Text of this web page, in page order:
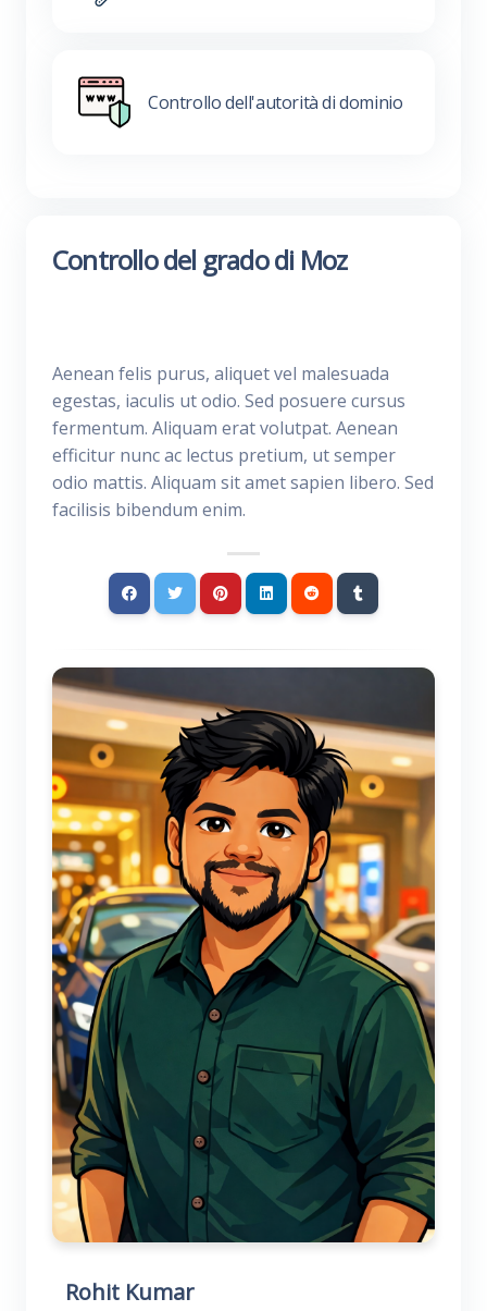
Controllo dell'autorità di dominio
Controllo del grado di Moz
Aenean felis purus, aliquet vel malesuada
egestas, iaculis ut odio. Sed posuere cursus
fermentum. Aliquam erat volutpat. Aenean
efficitur nunc ac lectus pretium, ut semper
odio mattis. Aliquam sit amet sapien libero. Sed
facilisis bibendum enim.
Rohit Kumar